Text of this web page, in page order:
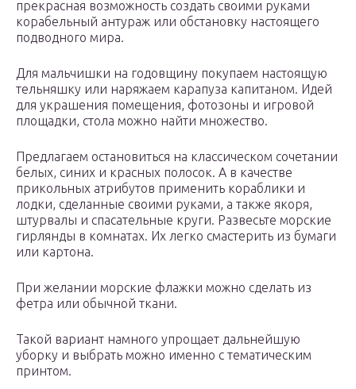
прекрасная возможность создать своими руками
корабельный антураж или обстановку настоящего
подводного мира.
Для мальчишки на годовщину покупаем настоящую
тельняшку или наряжаем карапуза капитаном. Идей
для украшения помещения, фотозоны и игровой
площадки, стола можно найти множество.
Предлагаем остановиться на классическом сочетании
белых, синих и красных полосок. А в качестве
прикольных атрибутов применить кораблики и
лодки, сделанные своими руками, а также якоря,
штурвалы и спасательные круги. Развесьте морские
гирлянды в комнатах. Их легко смастерить из бумаги
или картона.
При желании морские флажки можно сделать из
фетра или обычной ткани.
Такой вариант намного упрощает дальнейшую
уборку и выбрать можно именно с тематическим
принтом.